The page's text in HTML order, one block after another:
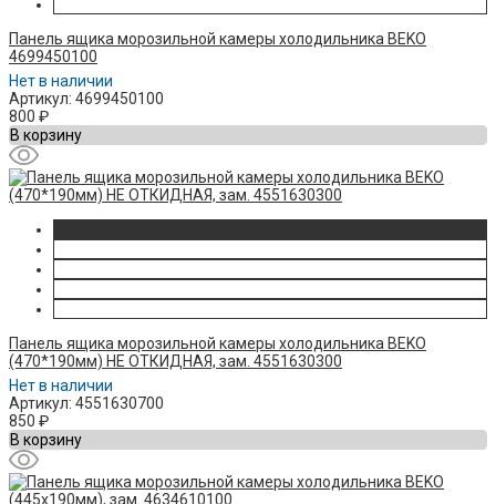
Панель ящика морозильной камеры холодильника BEKO
4699450100
Нет в наличии
Артикул: 4699450100
800 ₽
В корзину
Панель ящика морозильной камеры холодильника BEKO
(470*190мм) НЕ ОТКИДНАЯ, зам. 4551630300
Нет в наличии
Артикул: 4551630700
850 ₽
В корзину